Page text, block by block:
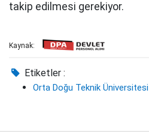
takip edilmesi gerekiyor.
Kaynak:
Etiketler :
Orta Doğu Teknik Üniversitesi